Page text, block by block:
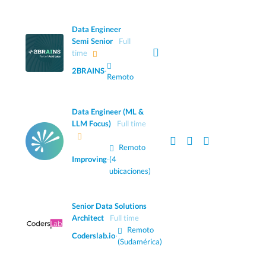
Data Engineer
Semi Senior
Full
time
2BRAINS·
Remoto
Data Engineer (ML &
LLM Focus)
Full time
Improving·
Remoto
(4
ubicaciones)
Senior Data Solutions
Architect
Full time
Coderslab.io·
Remoto
(Sudamérica)